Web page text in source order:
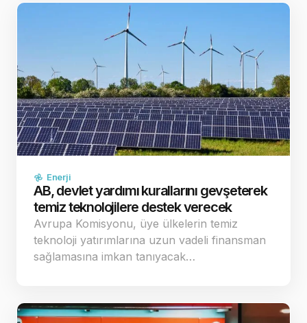
Enerji
AB, devlet yardımı kurallarını gevşeterek
temiz teknolojilere destek verecek
Avrupa Komisyonu, üye ülkelerin temiz
teknoloji yatırımlarına uzun vadeli finansman
sağlamasına imkan tanıyacak…